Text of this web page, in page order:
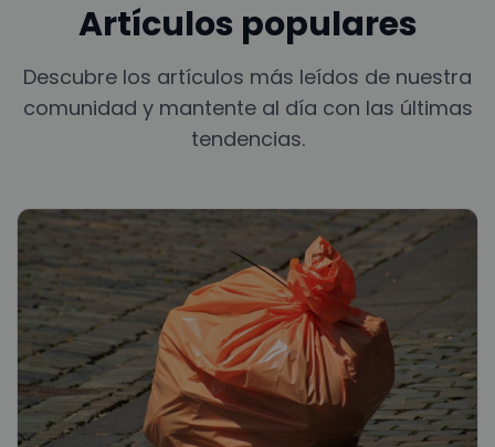
Artículos populares
Descubre los artículos más leídos de nuestra
comunidad y mantente al día con las últimas
tendencias.